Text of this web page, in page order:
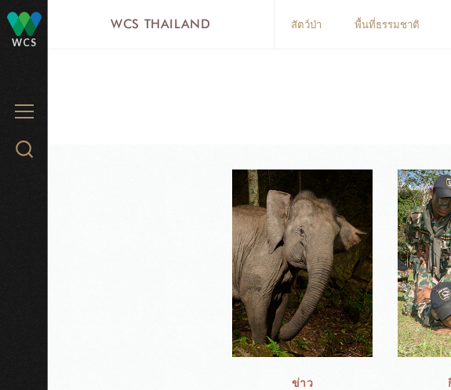
WCS
MENU
Search
WCS THAILAND สัตว์ป่า พื้นที่ธรรมชาติ
ข่าว